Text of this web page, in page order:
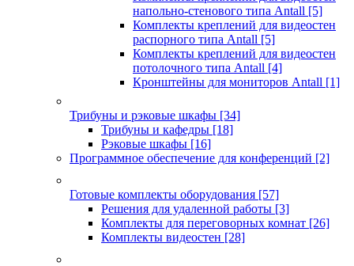
напольно-стенового типа Antall [5]
Комплекты креплений для видеостен
распорного типа Antall [5]
Комплекты креплений для видеостен
потолочного типа Antall [4]
Кронштейны для мониторов Antall [1]
Трибуны и рэковые шкафы [34]
Трибуны и кафедры [18]
Рэковые шкафы [16]
Программное обеспечение для конференций [2]
Готовые комплекты оборудования [57]
Решения для удаленной работы [3]
Комплекты для переговорных комнат [26]
Комплекты видеостен [28]